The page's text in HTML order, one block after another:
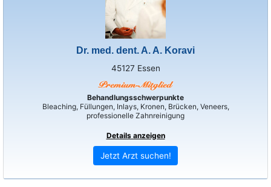
Dr. med. dent. A. A. Koravi
45127 Essen
Behandlungsschwerpunkte
Bleaching, Füllungen, Inlays, Kronen, Brücken, Veneers,
professionelle Zahnreinigung
Details anzeigen
Jetzt Arzt suchen!